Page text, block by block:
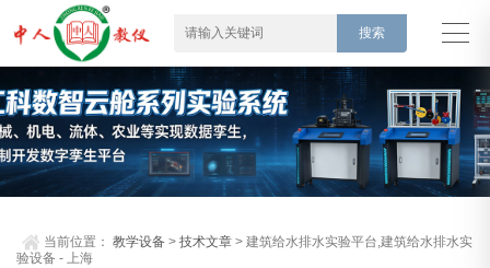
当前位置：教学设备 >技术文章 > 建筑给水排水实验平台,建筑给水排水实
验设备 - 上海